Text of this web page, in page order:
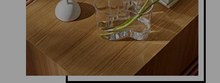
muumimuki, kahvikuppi, arabia muumit